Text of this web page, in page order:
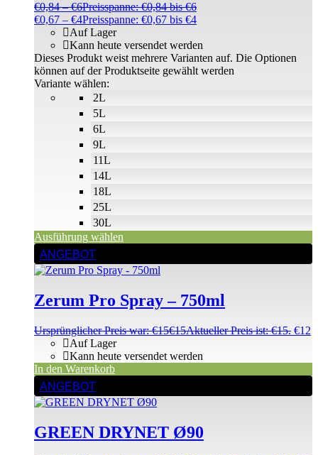
€0,84 –€6Preisspanne: €0,84 bis €6
€0,67 – €4Preisspanne: €0,67 bis €4
2L
5L
6L
9L
11L
14L
18L
25L
30L
Auf Lager
Kann heute versendet werden
Variante wählen:
Ausführung wählen
Dieses Produkt weist mehrere Varianten auf. Die Optionen
können auf der Produktseite gewählt werden
ANGEBOT
Zerum Pro Spray – 750ml
Ursprünglicher Preis war: €15€15Aktueller Preis ist: €15. €12
Auf Lager
Kann heute versendet werden
In den Warenkorb
ANGEBOT
GREEN DRYNET Ø90